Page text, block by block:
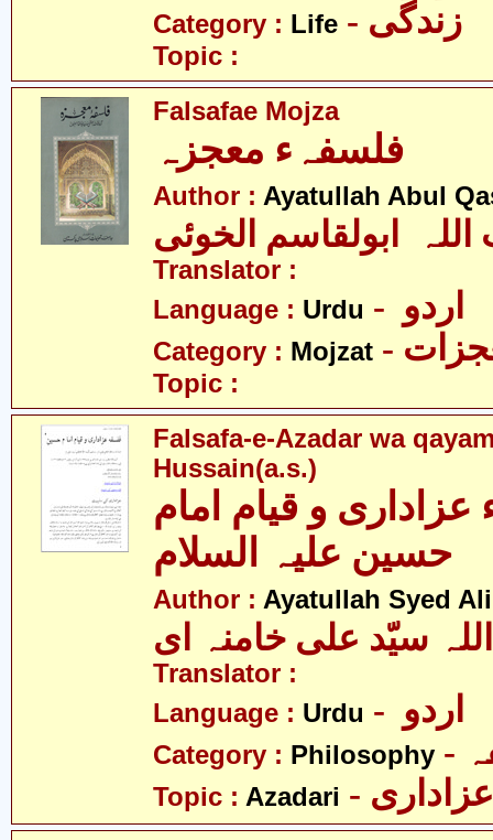
Category : Life - زندگی
Topic :
Falsafae Mojza
Author : Ayatullah Abul
اللہ ابولقاسم الخوئی
Translator :
Language : Urdu
Category : Mojzat
Topic :
Falsafa-e-Azadar wa
Hussain(a.s.)
و قیام امام
Author : Ayatullah Syed
سیّد علی خامنہ ای
Translator :
Language : Urdu
Category : Philosophy
Topic : Azadari - عزاداری